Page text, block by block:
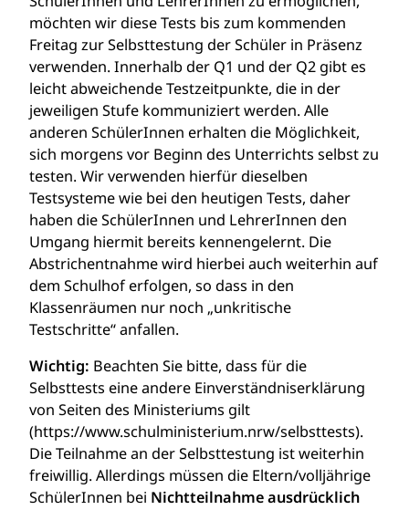
möchten wir diese Tests bis zum kommenden
Freitag zur Selbsttestung der Schüler in Präsenz
verwenden. Innerhalb der Q1 und der Q2 gibt es
leicht abweichende Testzeitpunkte, die in der
jeweiligen Stufe kommuniziert werden. Alle
anderen SchülerInnen erhalten die Möglichkeit,
sich morgens vor Beginn des Unterrichts selbst zu
testen. Wir verwenden hierfür dieselben
Testsysteme wie bei den heutigen Tests, daher
haben die SchülerInnen und LehrerInnen den
Umgang hiermit bereits kennengelernt. Die
Abstrichentnahme wird hierbei auch weiterhin auf
dem Schulhof erfolgen, so dass in den
Klassenräumen nur noch „unkritische
Testschritte“ anfallen.
Wichtig: Beachten Sie bitte, dass für die
Selbsttests eine andere Einverständniserklärung
von Seiten des Ministeriums gilt
(https://www.schulministerium.nrw/selbsttests).
Die Teilnahme an der Selbsttestung ist weiterhin
freiwillig. Allerdings müssen die Eltern/volljährige
SchülerInnen bei Nichtteilnahme ausdrücklich